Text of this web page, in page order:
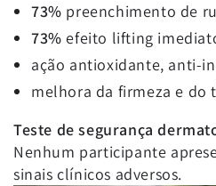
73% preenchimento de
73% efeito lifting
ação antioxidante,
melhora da firmeza e do
Teste de segurança
Nenhum participante
sinais clínicos adversos.